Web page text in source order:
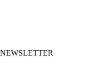
NEWSLETTER